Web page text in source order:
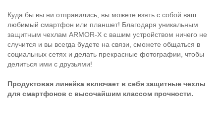
Куда бы вы ни отправились, вы можете взять с собой ваш
любимый смартфон или планшет! Благодаря уникальным
защитным чехлам ARMOR-X с вашим устройством ничего не
случится и вы всегда будете на связи, сможете общаться в
социальных сетях и делать прекрасные фотографии, чтобы
делиться ими с друзьями!
Продуктовая линейка включает в себя защитные чехлы
для смартфонов с высочайшим классом прочности.